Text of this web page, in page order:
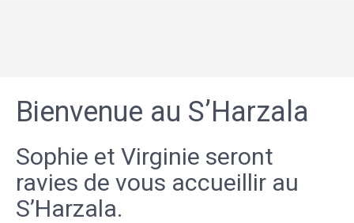
Bienvenue au S’Harzala
Sophie et Virginie seront
ravies de vous accueillir au
S’Harzala.